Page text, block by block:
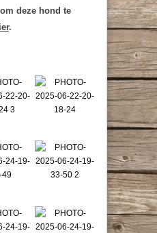
deze hond te
.